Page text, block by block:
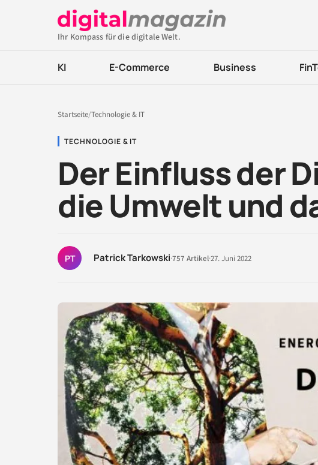
Ihr Kompass für die digitale Welt.
KI E-Commerce Business
Startseite/Technologie & IT
TECHNOLOGIE & IT
Der Einfluss der
die Umwelt und
PT Patrick Tarkowski·757 Artikel·27. Juni 2022